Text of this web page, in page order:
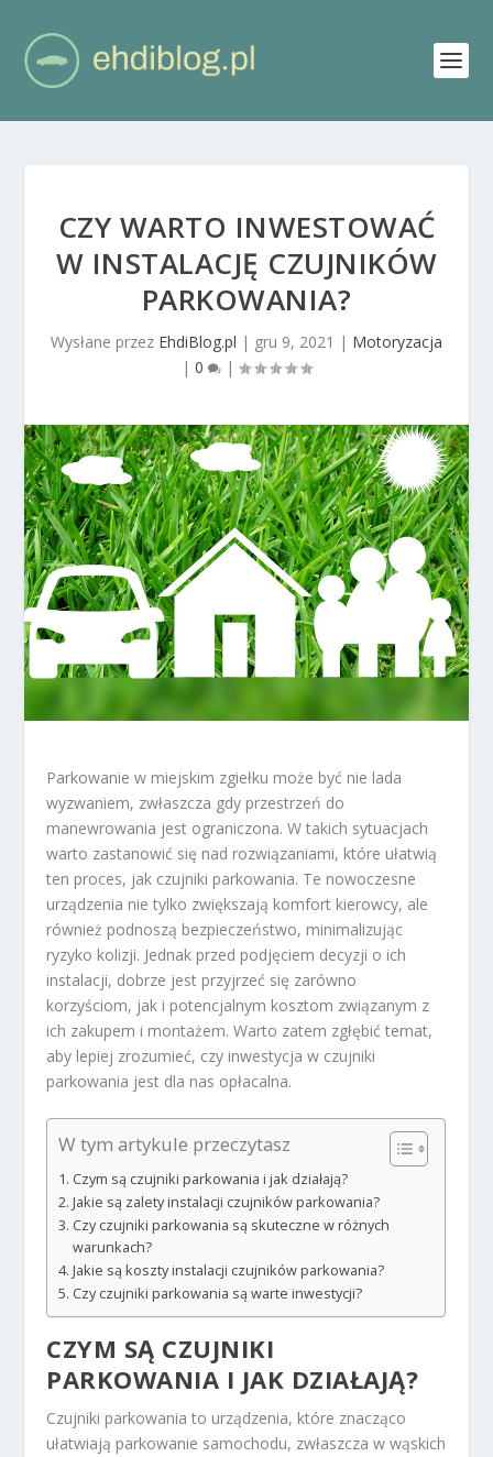
CZY WARTO INWESTOWAĆ
W INSTALACJĘ CZUJNIKÓW
PARKOWANIA?
Wysłane przez EhdiBlog.pl | gru 9, 2021 | Motoryzacja
| 0 |
Parkowanie w miejskim zgiełku może być nie lada
wyzwaniem, zwłaszcza gdy przestrzeń do
manewrowania jest ograniczona. W takich sytuacjach
warto zastanowić się nad rozwiązaniami, które ułatwią
ten proces, jak czujniki parkowania. Te nowoczesne
urządzenia nie tylko zwiększają komfort kierowcy, ale
również podnoszą bezpieczeństwo, minimalizując
ryzyko kolizji. Jednak przed podjęciem decyzji o ich
instalacji, dobrze jest przyjrzeć się zarówno
korzyściom, jak i potencjalnym kosztom związanym z
ich zakupem i montażem. Warto zatem zgłębić temat,
aby lepiej zrozumieć, czy inwestycja w czujniki
parkowania jest dla nas opłacalna.
W tym artykule przeczytasz
Czym są czujniki parkowania i jak działają?
Jakie są zalety instalacji czujników parkowania?
Czy czujniki parkowania są skuteczne w różnych
warunkach?
Jakie są koszty instalacji czujników parkowania?
Czy czujniki parkowania są warte inwestycji?
CZYM SĄ CZUJNIKI
PARKOWANIA I JAK DZIAŁAJĄ?
Czujniki parkowania to urządzenia, które znacząco
ułatwiają parkowanie samochodu, zwłaszcza w wąskich